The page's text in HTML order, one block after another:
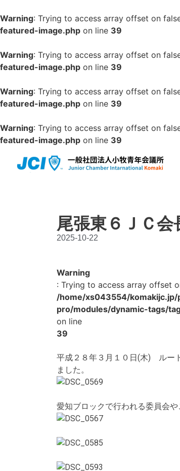
Warning: Trying to access array offset on
featured-image.php on line 39
Warning: Trying to access array offset on
featured-image.php on line 39
Warning: Trying to access array offset on
featured-image.php on line 39
Warning: Trying to access array offset on
featured-image.php on line 39
尾張東６ＪＣ会
2025-10-22
Warning
: Trying to access array offset
/home/xs043554/
pro/modules/dynamic-tags/
on line
39
平成２８年３月１０日(木) ルー
ました。
愛知ブロックで行われる委員会